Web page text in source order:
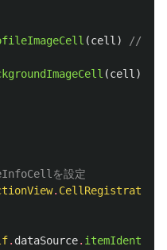
(cell)
//　
(cell)
を設定
. CellRegistration
. dataSource.